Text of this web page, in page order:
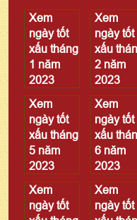
Xem
ngày tốt
xấu tháng
1 năm
2023
Xem
ngày tốt
xấu
2 năm
2023
Xem
ngày tốt
xấu tháng
5 năm
2023
Xem
ngày tốt
xấu
6 năm
2023
Xem
ngày tốt
Xem
ngày tốt